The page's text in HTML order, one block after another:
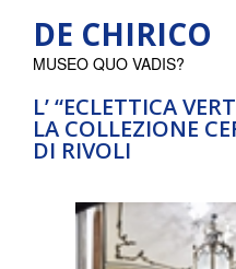
DE CHIRICO
L’ “ECLETTICA
LA COLLEZIONE
DI RIVOLI
MUSEO QUO VADIS?